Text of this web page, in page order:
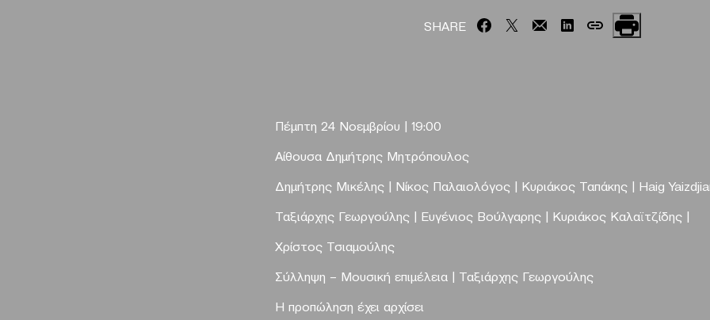
SHARE
Πέμπτη 24 Νοεμβρίου | 19:00
Αίθουσα Δημήτρης Μητρόπουλος
Δημήτρης Μικέλης | Νίκος Παλαιολόγος | Κυριάκος Ταπάκης | Haig
Ταξιάρχης Γεωργούλης | Ευγένιος Βούλγαρης | Κυριάκος Καλαϊτζίδης |
Χρίστος Τσιαμούλης
Σύλληψη – Μουσική επιμέλεια | Ταξιάρχης Γεωργούλης
Η προπώληση έχει αρχίσει